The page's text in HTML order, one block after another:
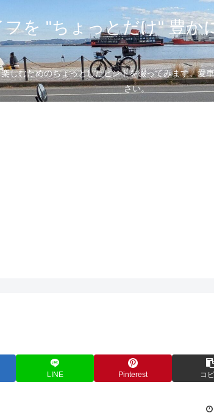
を "ちょっとだけ" 豊か
しむためのちょっとしたヒントを綴ってみます。
さい。
LINE Pinterest コ